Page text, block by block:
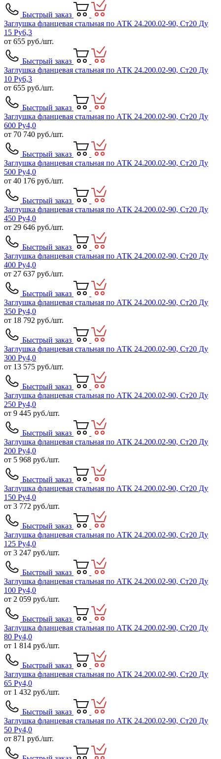
Быстрый заказ
Заглушка фланцевая стальная по АТК 24.200.02-90, Ст20 Ду
15 Ру6,3
от 655 руб./шт.
Быстрый заказ
Заглушка фланцевая стальная по АТК 24.200.02-90, Ст20 Ду
10 Ру6,3
от 655 руб./шт.
Быстрый заказ
Заглушка фланцевая стальная по АТК 24.200.02-90, Ст20 Ду
600 Ру4,0
от 70 740 руб./шт.
Быстрый заказ
Заглушка фланцевая стальная по АТК 24.200.02-90, Ст20 Ду
500 Ру4,0
от 40 176 руб./шт.
Быстрый заказ
Заглушка фланцевая стальная по АТК 24.200.02-90, Ст20 Ду
450 Ру4,0
от 29 646 руб./шт.
Быстрый заказ
Заглушка фланцевая стальная по АТК 24.200.02-90, Ст20 Ду
400 Ру4,0
от 27 637 руб./шт.
Быстрый заказ
Заглушка фланцевая стальная по АТК 24.200.02-90, Ст20 Ду
350 Ру4,0
от 18 792 руб./шт.
Быстрый заказ
Заглушка фланцевая стальная по АТК 24.200.02-90, Ст20 Ду
300 Ру4,0
от 13 575 руб./шт.
Быстрый заказ
Заглушка фланцевая стальная по АТК 24.200.02-90, Ст20 Ду
250 Ру4,0
от 9 445 руб./шт.
Быстрый заказ
Заглушка фланцевая стальная по АТК 24.200.02-90, Ст20 Ду
200 Ру4,0
от 5 968 руб./шт.
Быстрый заказ
Заглушка фланцевая стальная по АТК 24.200.02-90, Ст20 Ду
150 Ру4,0
от 3 772 руб./шт.
Быстрый заказ
Заглушка фланцевая стальная по АТК 24.200.02-90, Ст20 Ду
125 Ру4,0
от 3 247 руб./шт.
Быстрый заказ
Заглушка фланцевая стальная по АТК 24.200.02-90, Ст20 Ду
100 Ру4,0
от 2 059 руб./шт.
Быстрый заказ
Заглушка фланцевая стальная по АТК 24.200.02-90, Ст20 Ду
80 Ру4,0
от 1 814 руб./шт.
Быстрый заказ
Заглушка фланцевая стальная по АТК 24.200.02-90, Ст20 Ду
65 Ру4,0
от 1 432 руб./шт.
Быстрый заказ
Заглушка фланцевая стальная по АТК 24.200.02-90, Ст20 Ду
50 Ру4,0
от 871 руб./шт.